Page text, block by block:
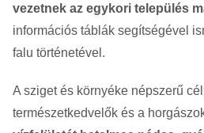
vezetnek az egykori település
információs táblák segítségével
falu történetével.
A sziget és környéke népszerű
természetkedvelők és a